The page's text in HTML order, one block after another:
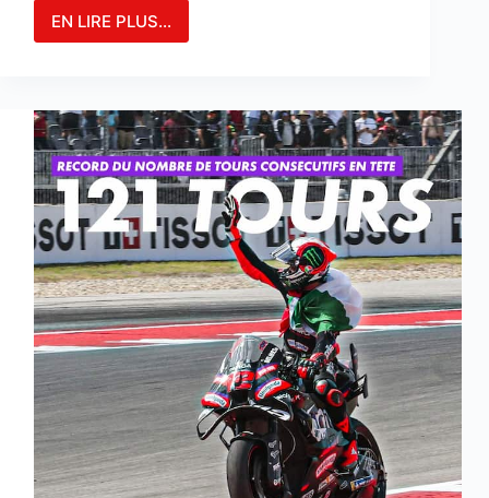
EN LIRE PLUS...
CARTON
BULEGA
QUI
RÉALISE
UN
WEEK-
END
PARFAIT
À
PORTIMAO